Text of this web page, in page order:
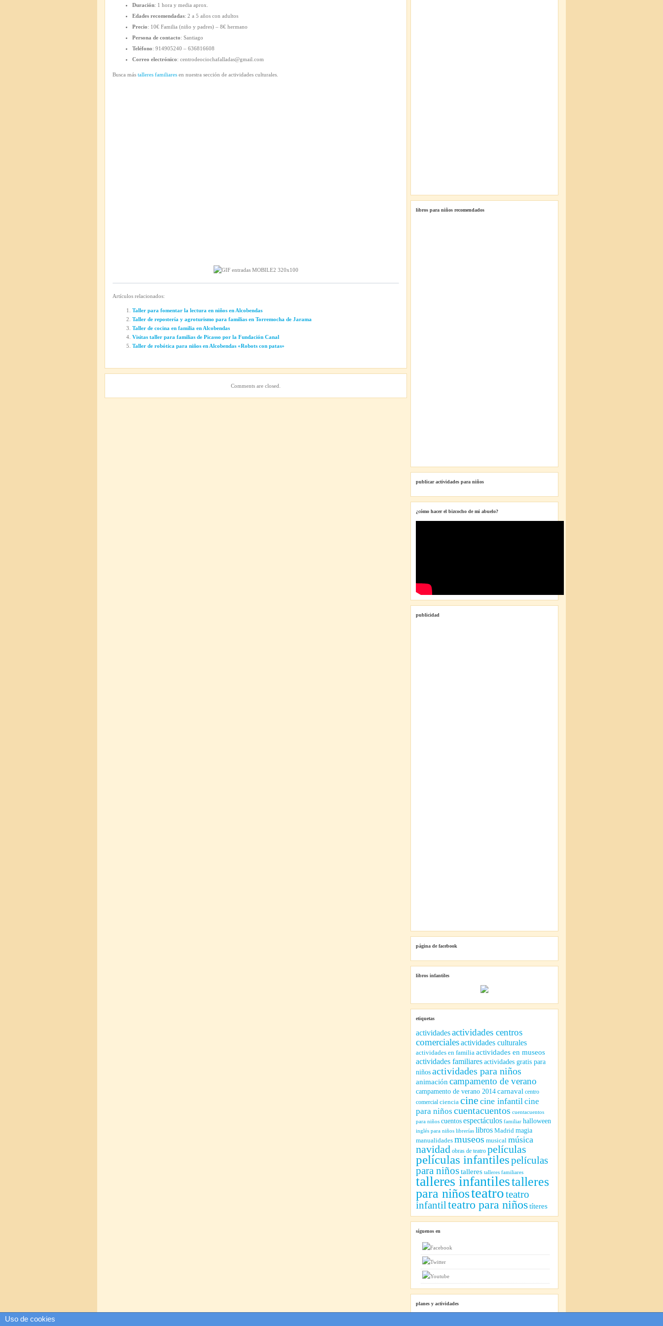
Duración: 1 hora y media aprox.
Edades recomendadas: 2 a 5 años con adultos
Precio: 10€ Familia (niño y padres) – 8€ hermano
Persona de contacto: Santiago
Teléfono: 914905240 – 636816608
Correo electrónico: centrodeociochafalladas@gmail.com
Busca más talleres familiares en nuestra sección de actividades culturales.
Artículos relacionados:
Taller para fomentar la lectura en niños en Alcobendas
Taller de repostería y agroturismo para familias en Torremocha de Jarama
Taller de cocina en familia en Alcobendas
Visitas taller para familias de Picasso por la Fundación Canal
Taller de robótica para niños en Alcobendas «Robots con patas»
Comments are closed.
libros para niños recomendados
publicar actividades para niños
¿cómo hacer el bizcocho de mi abuelo?
publicidad
página de facebook
libros infantiles
etiquetas
actividadesactividades centros
comercialesactividades culturales
actividades en familia actividades en museos
actividades familiaresactividades gratis para
niñosactividades para niños
animación campamento de verano
campamento de verano 2014carnaval centro
comercial ciencia cine cine infantilcine
para niños cuentacuentos cuentacuentos
para niños cuentosespectáculos familiar halloween
inglés para niños librerías libros Madrid magia
manualidades museos musical música
navidad obras de teatro películas
películas infantilespelículas
para niñostalleres talleres familiares
talleres infantilestalleres
para niñosteatroteatro
infantilteatro para niñostíteres
síguenos en
planes y actividades
Uso de cookies